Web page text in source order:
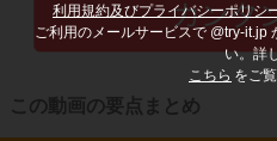
利用規約及びプライバシーポリシ
ご利用のメールサービスで @try-it.jp
い。詳
こちら をご
この動画の要点まとめ